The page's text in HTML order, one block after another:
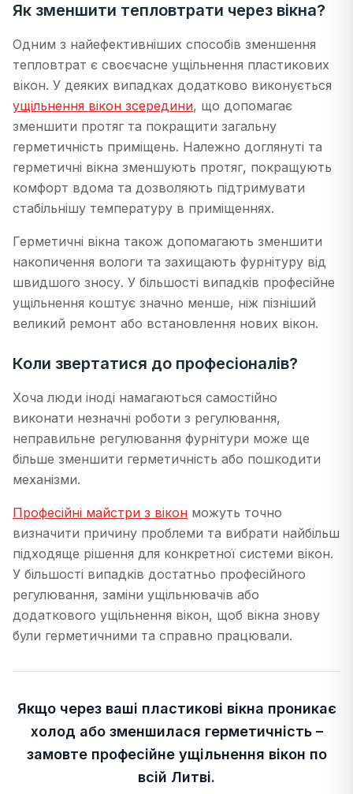
Як зменшити тепловтрати через вікна?
Одним з найефективніших способів зменшення
тепловтрат є своєчасне ущільнення пластикових
вікон. У деяких випадках додатково виконується
ущільнення вікон зсередини, що допомагає
зменшити протяг та покращити загальну
герметичність приміщень. Належно доглянуті та
герметичні вікна зменшують протяг, покращують
комфорт вдома та дозволяють підтримувати
стабільнішу температуру в приміщеннях.
Герметичні вікна також допомагають зменшити
накопичення вологи та захищають фурнітуру від
швидшого зносу. У більшості випадків професійне
ущільнення коштує значно менше, ніж пізніший
великий ремонт або встановлення нових вікон.
Коли звертатися до професіоналів?
Хоча люди іноді намагаються самостійно
виконати незначні роботи з регулювання,
неправильне регулювання фурнітури може ще
більше зменшити герметичність або пошкодити
механізми.
Професійні майстри з вікон можуть точно
визначити причину проблеми та вибрати найбільш
підходяще рішення для конкретної системи вікон.
У більшості випадків достатньо професійного
регулювання, заміни ущільнювачів або
додаткового ущільнення вікон, щоб вікна знову
були герметичними та справно працювали.
Якщо через ваші пластикові вікна проникає
холод або зменшилася герметичність –
замовте професійне ущільнення вікон по
всій Литві.